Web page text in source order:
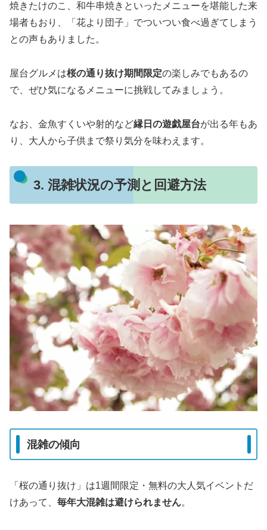
焼きたけのこ、和牛串焼きといったメニューを堪能した来
場者もおり、「花より団子」でついつい食べ過ぎてしまう
との声もありました。
屋台グルメは桜の通り抜け期間限定の楽しみでもあるの
で、ぜひ気になるメニューに挑戦してみましょう。
なお、金魚すくいや射的など縁日の遊戯屋台が出る年もあ
り、大人から子供まで祭り気分を味わえます。
3. 混雑状況の予測と回避方法
混雑の傾向
「桜の通り抜け」は1週間限定・無料の大人気イベントだ
けあって、 毎年大混雑は避けられません。